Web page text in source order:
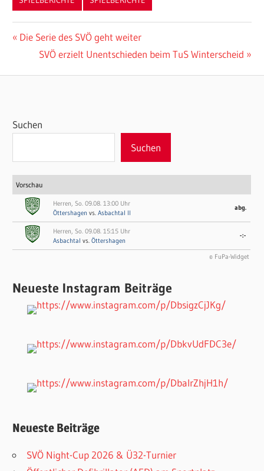
Beitragsnavigation
Vorheriger
Beitrag:
Die Serie des SVÖ geht weiter
Nächster
SVÖ erzielt Unentschieden beim TuS Winterscheid
Suchen
Suchen
Vorschau
Herren, So. 09.08. 13:00 Uhr
Öttershagenvs.Asbachtal II
abg.
Herren, So. 09.08. 15:15 Uhr
Asbachtal vs.Öttershagen
-:-
© FuPa-Widget
Neueste Instagram Beiträge
Neueste Beiträge
SVÖ Night-Cup 2026 & Ü32-Turnier